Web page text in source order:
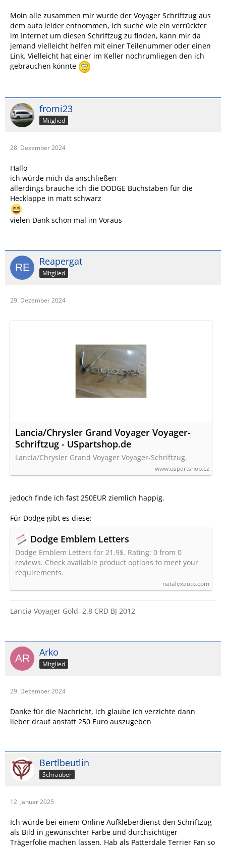
Moin alle zusammen mir wurde der Voyager Schriftzug aus
dem auto leider entnommen, ich suche wie ein verrückter
im Internet um diesen Schriftzug zu finden, kann mir da
jemand vielleicht helfen mit einer Teilenummer oder einen
Link. Vielleicht hat einer im Keller nochrumliegen den ich
gebrauchen könnte
fromi23
Mitglied
28. Dezember 2024
Hallo
ich würde mich da anschließen
allerdings brauche ich die DODGE Buchstaben für die
Hecklappe in matt schwarz
vielen Dank schon mal im Voraus
Reapergat
Mitglied
29. Dezember 2024
Lancia/Chrysler Grand Voyager Voyager-
Schriftzug - USpartshop.de
Lancia/Chrysler Grand Voyager Voyager-Schriftzug.
www.uspartshop.cz
jedoch finde ich fast 250EUR ziemlich happig.
Für Dodge gibt es diese:
Dodge Emblem Letters
Dodge Emblem Letters for 21.9$. Rating: 0 from 0
reviews. Check available product options to meet your
requirements.
natalexauto.com
Lancia Voyager Gold, 2.8 CRD BJ 2012
Arko
Mitglied
29. Dezember 2024
Danke für die Nachricht, ich glaube ich verzichte dann
lieber drauf anstatt 250 Euro auszugeben
Bertlbeutlin
Schrauber
12. Januar 2025
Ich würde bei einem Online Aufkleberdienst den Schriftzug
als Bild in gewünschter Farbe und durchsichtiger
Trägerfolie machen lassen. Hab als Patterdale Terrier Fan so